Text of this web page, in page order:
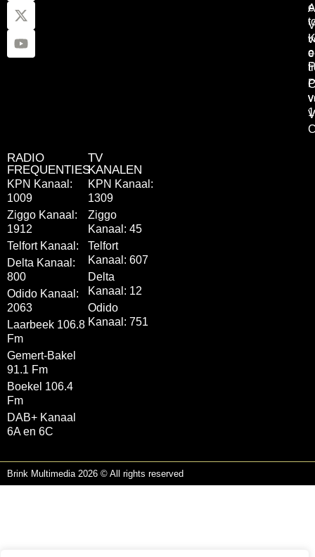
RADIO
FREQUENTIES
KPN Kanaal:
1009
Ziggo Kanaal:
1912
Telfort Kanaal:
Delta Kanaal:
800
Odido Kanaal:
2063
Laarbeek 106.8
Fm
Gemert-Bakel
91.1 Fm
Boekel 106.4
Fm
DAB+ Kanaal
6A en 6C
TV
KANALEN
KPN Kanaal:
1309
Ziggo
Kanaal: 45
Telfort
Kanaal: 607
Delta
Kanaal: 12
Odido
Kanaal: 751
Brink Multimedia 2026 © All rights reserved